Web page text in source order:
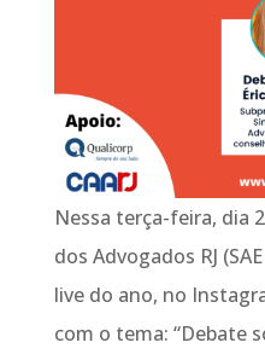
Nessa terça-feira, dia
dos Advogados RJ
live do ano, no
com o tema: “Debate